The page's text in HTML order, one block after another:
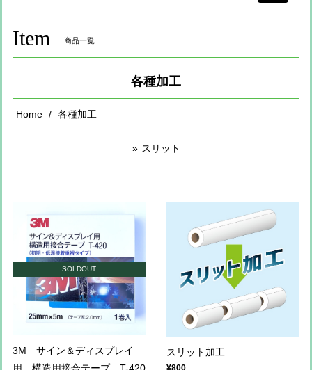
Item 商品一覧
各種加工
Home 各種加工
スリット
SOLDOUT
3M サイン＆ディスプレイ
用 構造用接合テープ T-420
スリット加工